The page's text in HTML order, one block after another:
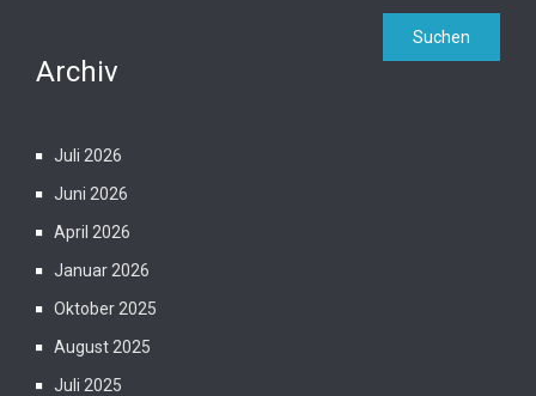
Archiv
Juli 2026
Juni 2026
April 2026
Januar 2026
Oktober 2025
August 2025
Juli 2025